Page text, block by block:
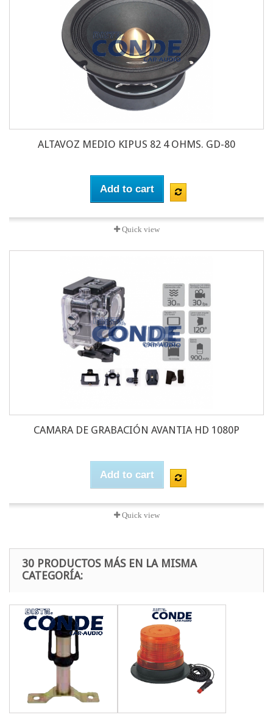
ALTAVOZ MEDIO KIPUS 82 4 OHMS. GD-80
Add to cart
Quick view
CAMARA DE GRABACIÓN AVANTIA HD 1080P
Add to cart
Quick view
30 PRODUCTOS MÁS EN LA MISMA
CATEGORÍA: